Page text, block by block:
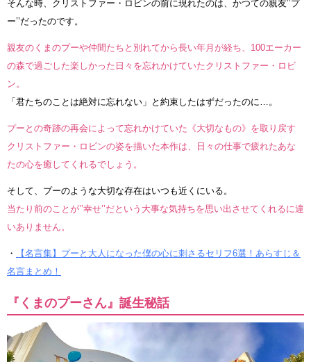
そんな時、クリストファー・ロビンの前に現れたのは、かつての親友’’プ
ー’’だったのです。
親友のくまのプーや仲間たちと別れてから長い年月が経ち、100エーカー
の森で過ごした楽しかった日々を忘れかけていたクリストファー・ロビ
ン。
「君たちのことは絶対に忘れない」と約束したはずだったのに…。
プーとの奇跡の再会によって忘れかけていた《大切なもの》を取り戻す
クリストファー・ロビンの姿を描いた本作は、日々の仕事で疲れたあな
たの心を癒してくれるでしょう。
そして、プーのような大切な存在はいつも近くにいる。
当たり前のことが’’幸せ’’だという大事な気持ちを思い出させてくれるに違
いありません。
・
【名言集】プーと大人になった僕の心に刺さるセリフ6選！あらすじ＆
名言まとめ！
『くまのプーさん』誕生秘話